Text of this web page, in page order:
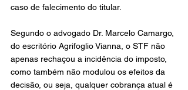
caso de falecimento do titular.
Segundo o advogado Dr. Marcelo Camargo,
do escritório Agrifoglio Vianna, o STF não
apenas rechaçou a incidência do imposto,
como também não modulou os efeitos da
decisão, ou seja, qualquer cobrança atual é